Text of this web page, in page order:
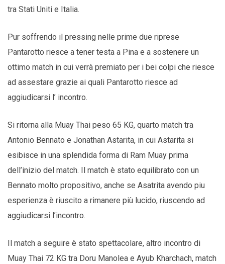
tra Stati Uniti e Italia.
Pur soffrendo il pressing nelle prime due riprese
Pantarotto riesce a tener testa a Pina e a sostenere un
ottimo match in cui verrà premiato per i bei colpi che riesce
ad assestare grazie ai quali Pantarotto riesce ad
aggiudicarsi l’ incontro.
Si ritorna alla Muay Thai peso 65 KG, quarto match tra
Antonio Bennato e Jonathan Astarita, in cui Astarita si
esibisce in una splendida forma di Ram Muay prima
dell’inizio del match. Il match è stato equilibrato con un
Bennato molto propositivo, anche se Asatrita avendo piu
esperienza è riuscito a rimanere più lucido, riuscendo ad
aggiudicarsi l’incontro.
Il match a seguire è stato spettacolare, altro incontro di
Muay Thai 72 KG tra Doru Manolea e Ayub Kharchach, match